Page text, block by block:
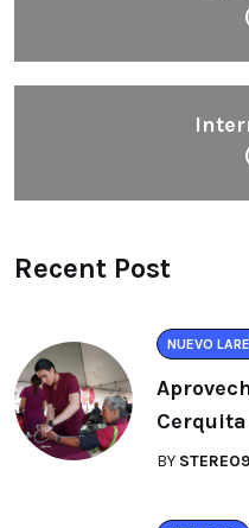
Recent Post
NUEVO
Cerquita
BY